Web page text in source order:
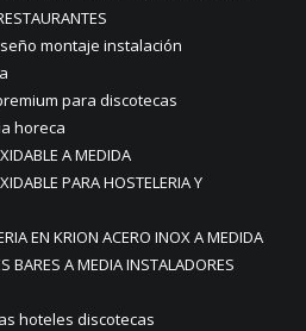
montaje instalación
para discotecas
horeca
A MEDIDA
PARA HOSTELERIA Y
EN KRION ACERO INOX A MEDIDA
BARES A MEDIA INSTALADORES
hoteles discotecas